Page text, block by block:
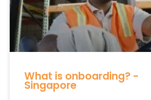
What is onboarding? -
Singapore